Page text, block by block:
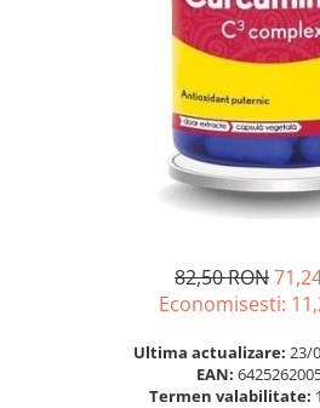
Probiotice si prebiotice
Somn stres si anxietate
Balsam masca si tratament
Produse cu SPF Pentru Fata
82,50 RON
Economisesti:
Ultima actualizare: 23/
EAN:
Termen valabilitate: